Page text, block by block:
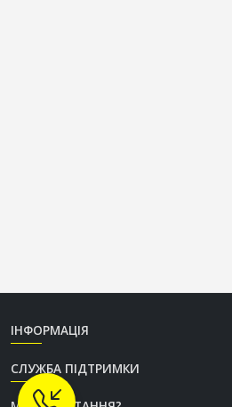
ІНФОРМАЦІЯ
СЛУЖБА ПІДТРИМКИ